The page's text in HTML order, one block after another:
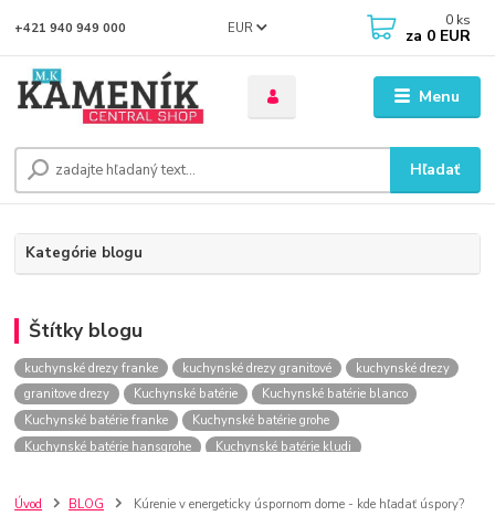
Menu
EUR
Hľadať
+421 940 949 000 0 ks
za 0 EUR
Kategórie blogu
Štítky blogu
kuchynské drezy franke kuchynské drezy granitové
kuchynské drezy
granitove drezy
Kuchynské batérie
Kuchynské batérie blanco
Kuchynské batérie franke
Kuchynské batérie grohe
Kuchynské batérie hansgrohe
Kuchynské batérie kludi
kuchynské batérie sagittarius
kuchynské batérie
vodovodné batérie
Úvod BLOG Kúrenie v energeticky úspornom dome - kde hľadať úspory?